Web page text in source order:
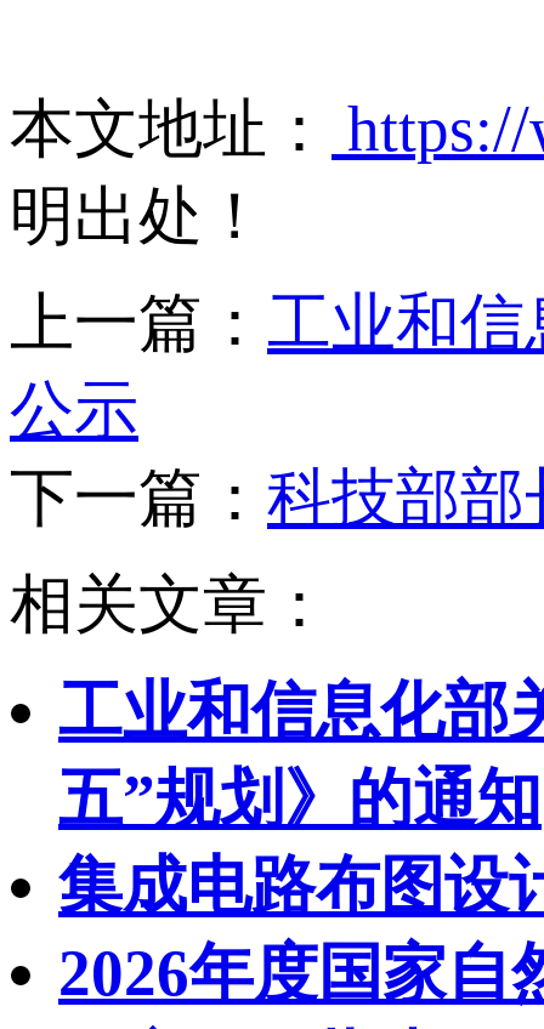
本文地址：
明出处！
上一篇： 工业和
公示
下一篇： 科技部
相关文章：
工业和信息化部
五”规划》的通知
集成电路布图设
2026年度国家